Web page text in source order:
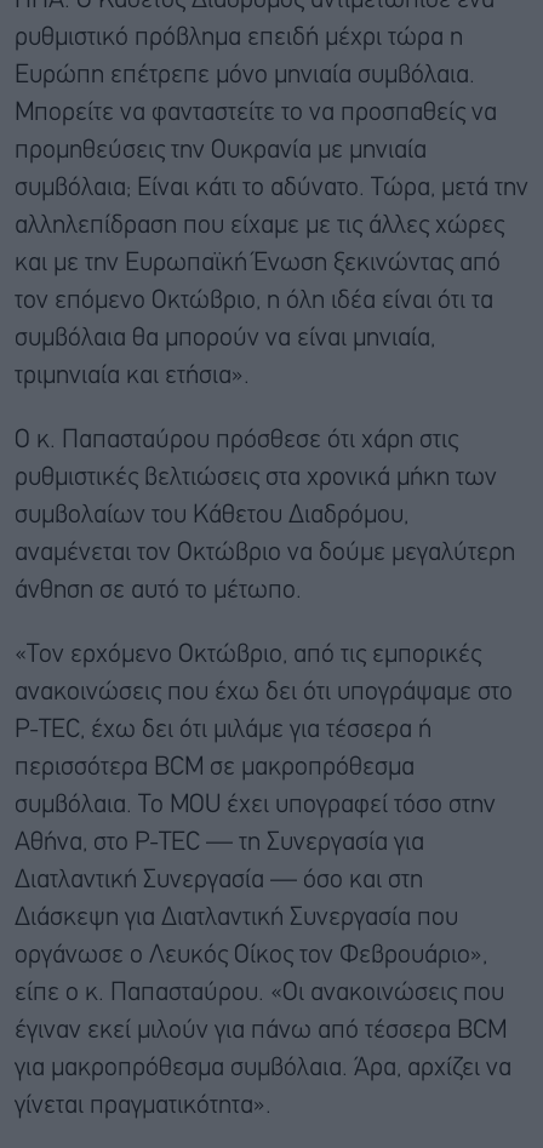
ρυθμιστικό πρόβλημα επειδή μέχρι τώρα η
Ευρώπη επέτρεπε μόνο μηνιαία συμβόλαια.
Μπορείτε να φανταστείτε το να προσπαθείς να
προμηθεύσεις την Ουκρανία με μηνιαία
συμβόλαια; Είναι κάτι το αδύνατο. Τώρα, μετά την
αλληλεπίδραση που είχαμε με τις άλλες χώρες
και με την Ευρωπαϊκή Ένωση ξεκινώντας από
τον επόμενο Οκτώβριο, η όλη ιδέα είναι ότι τα
συμβόλαια θα μπορούν να είναι μηνιαία,
τριμηνιαία και ετήσια».
Ο κ. Παπασταύρου πρόσθεσε ότι χάρη στις
ρυθμιστικές βελτιώσεις στα χρονικά μήκη των
συμβολαίων του Κάθετου Διαδρόμου,
αναμένεται τον Οκτώβριο να δούμε μεγαλύτερη
άνθηση σε αυτό το μέτωπο.
«Τον ερχόμενο Οκτώβριο, από τις εμπορικές
ανακοινώσεις που έχω δει ότι υπογράψαμε στο
P-TEC, έχω δει ότι μιλάμε για τέσσερα ή
περισσότερα BCM σε μακροπρόθεσμα
συμβόλαια. Το MOU έχει υπογραφεί τόσο στην
Αθήνα, στο P-TEC — τη Συνεργασία για
Διατλαντική Συνεργασία — όσο και στη
Διάσκεψη για Διατλαντική Συνεργασία που
οργάνωσε ο Λευκός Οίκος τον Φεβρουάριο»,
είπε ο κ. Παπασταύρου. «Οι ανακοινώσεις που
έγιναν εκεί μιλούν για πάνω από τέσσερα BCM
για μακροπρόθεσμα συμβόλαια. Άρα, αρχίζει να
γίνεται πραγματικότητα».